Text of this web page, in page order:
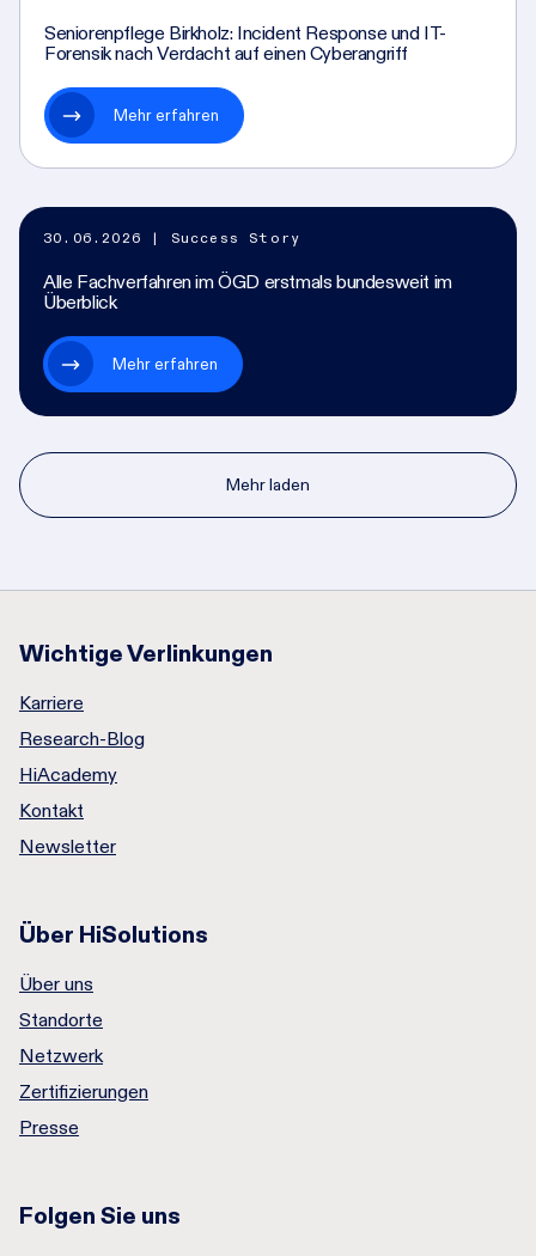
Seniorenpflege Birkholz: Incident Response und IT-
Forensik nach Verdacht auf einen Cyberangriff
Mehr erfahren
30.06.2026 | Success Story
Alle Fachverfahren im ÖGD erstmals bundesweit im
Überblick
Mehr erfahren
Mehr laden
Wichtige Verlinkungen
Karriere
Research-Blog
HiAcademy
Kontakt
Newsletter
Über HiSolutions
Über uns
Standorte
Netzwerk
Zertifizierungen
Presse
Folgen Sie uns